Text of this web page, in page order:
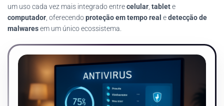
um uso cada vez mais integrado entrecelular tablete
computador , oferecendoproteção em tempo real edetecção de
malwaresem um único ecossistema.